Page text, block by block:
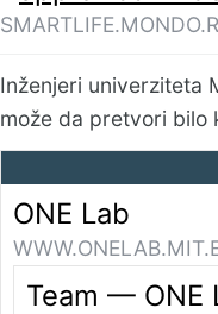
Inženjeri univerziteta
može da pretvori bilo
ONE Lab
Team — ONE